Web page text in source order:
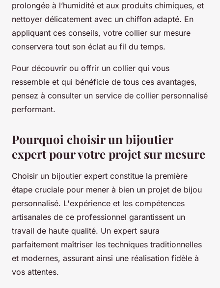
prolongée à l’humidité et aux produits chimiques, et
nettoyer délicatement avec un chiffon adapté. En
appliquant ces conseils, votre collier sur mesure
conservera tout son éclat au fil du temps.
Pour découvrir ou offrir un collier qui vous
ressemble et qui bénéficie de tous ces avantages,
pensez à consulter un service de collier personnalisé
performant.
Pourquoi choisir un bijoutier
expert pour votre projet sur mesure
Choisir un bijoutier expert constitue la première
étape cruciale pour mener à bien un projet de bijou
personnalisé. L'expérience et les compétences
artisanales de ce professionnel garantissent un
travail de haute qualité. Un expert saura
parfaitement maîtriser les techniques traditionnelles
et modernes, assurant ainsi une réalisation fidèle à
vos attentes.